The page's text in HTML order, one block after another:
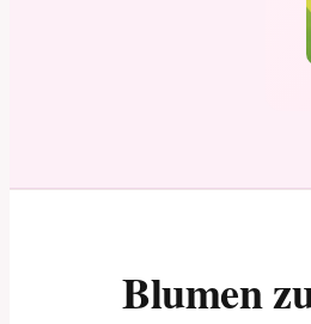
Blumen